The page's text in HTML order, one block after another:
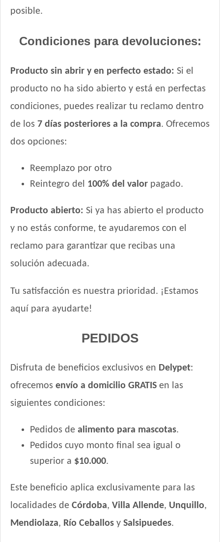
posible.
Condiciones para devoluciones:
Producto sin abrir y en perfecto estado: Si el
producto no ha sido abierto y está en perfectas
condiciones, puedes realizar tu reclamo dentro
de los 7 días posteriores a la compra. Ofrecemos
dos opciones:
Reemplazo por otro
Reintegro del 100% del valor pagado.
Producto abierto: Si ya has abierto el producto
y no estás conforme, te ayudaremos con el
reclamo para garantizar que recibas una
solución adecuada.
Tu satisfacción es nuestra prioridad. ¡Estamos
aquí para ayudarte!
PEDIDOS
Disfruta de beneficios exclusivos en Delypet:
ofrecemos envío a domicilio GRATIS en las
siguientes condiciones:
Pedidos de alimento para mascotas.
Pedidos cuyo monto final sea igual o
superior a $10.000.
Este beneficio aplica exclusivamente para las
localidades de Córdoba, Villa Allende, Unquillo,
Mendiolaza, Río Ceballos y Salsipuedes.